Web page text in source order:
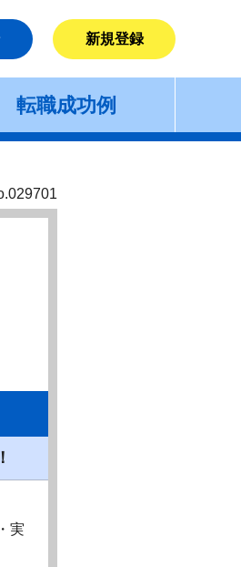
新規登録
転職成功例
実